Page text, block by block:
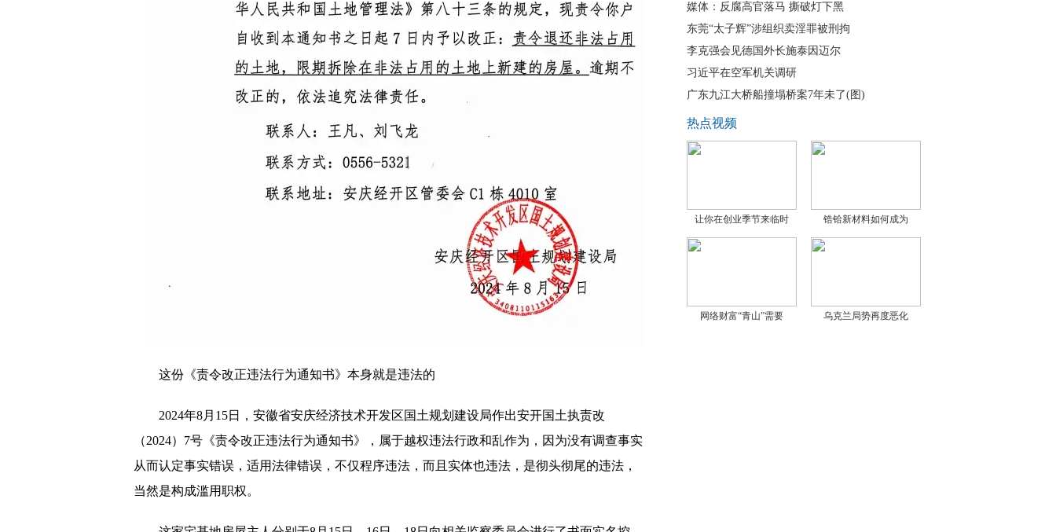
这份《责令改正违法行为通知书》本身就是违法的
2024年8月15日，安徽省安庆经济技术开发区国土规划建设局作出安开国土执责改
（2024）7号《责令改正违法行为通知书》，属于越权违法行政和乱作为，因为没有调查事实
从而认定事实错误，适用法律错误，不仅程序违法，而且实体也违法，是彻头彻尾的违法，
当然是构成滥用职权。
媒体：反腐高官落马 撕破灯下黑
东莞“太子辉”涉组织卖淫罪被刑拘
李克强会见德国外长施泰因迈尔
习近平在空军机关调研
广东九江大桥船撞塌桥案7年未了(图)
热点视频
让你在创业季节来临时 锆铪新材料如何成为
网络财富“青山”需要 乌克兰局势再度恶化